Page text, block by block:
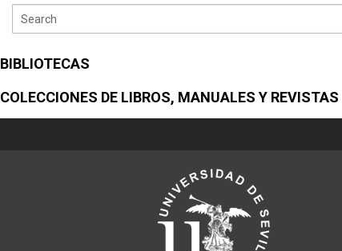
BIBLIOTECAS
COLECCIONES DE LIBROS, MANUALES Y